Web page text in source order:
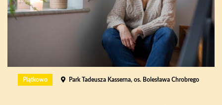
Piątkowo Park Tadeusza Kasserna, os. Bolesława Chrobrego